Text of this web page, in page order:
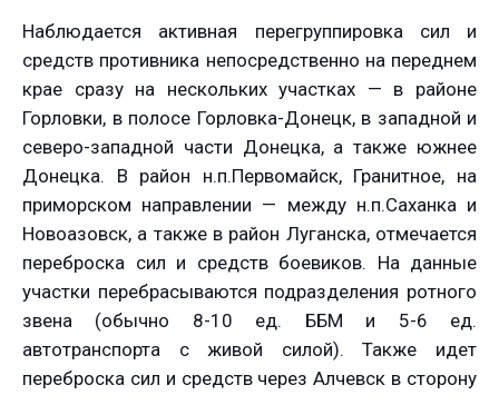
Наблюдается активная перегруппировка сил и
средств противника непосредственно на переднем
крае сразу на нескольких участках — в районе
Горловки, в полосе Горловка-Донецк, в западной и
северо-западной части Донецка, а также южнее
Донецка. В район н.п.Первомайск, Гранитное, на
приморском направлении — между н.п.Саханка и
Новоазовск, а также в район Луганска, отмечается
переброска сил и средств боевиков. На данные
участки перебрасываются подразделения ротного
звена (обычно 8-10 ед. ББМ и 5-6 ед.
автотранспорта с живой силой). Также идет
переброска сил и средств через Алчевск в сторону